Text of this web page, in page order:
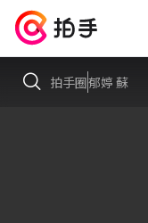
拍手圈郁婷 蘇